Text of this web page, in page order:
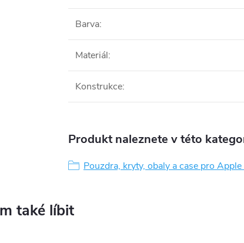
Barva:
Materiál:
Konstrukce:
Produkt naleznete v této
Pouzdra, kryty, obaly a case pro